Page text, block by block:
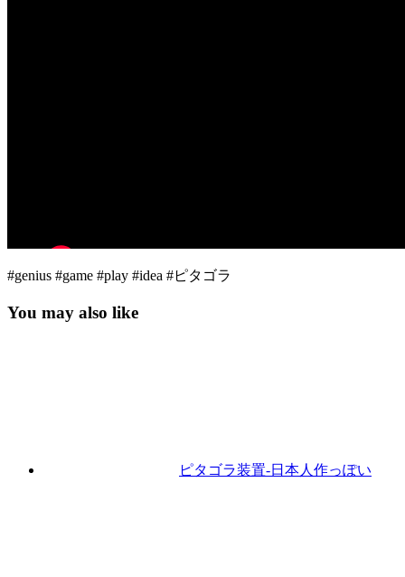
#genius #game #play #idea #ピタゴラ
You may also like
ピタゴラ装置-日本人作っぽい